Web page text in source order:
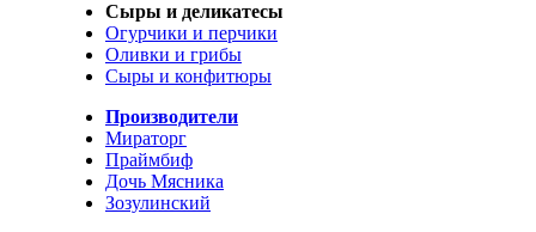
Сыры и деликатесы
Огурчики и перчики
Оливки и грибы
Сыры и конфитюры
Производители
Мираторг
Праймбиф
Дочь Мясника
Зозулинский